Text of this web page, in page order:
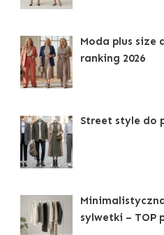
Moda plus size
ranking 2026
Street style do
sylwetki – TOP